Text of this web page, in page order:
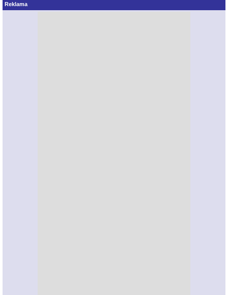
Reklama